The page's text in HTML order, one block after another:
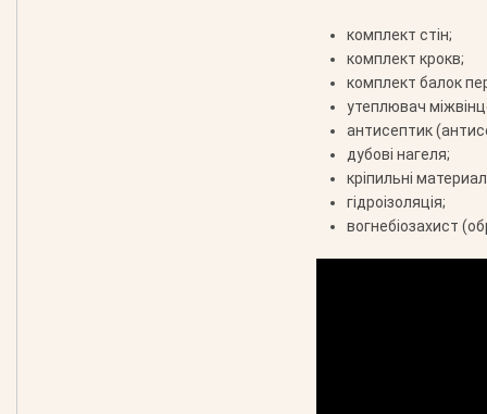
комплект стін;
комплект крокв;
комплект балок
утеплювач
антисептик
дубові нагеля;
кріпильні
гідроізоляція;
вогнебіозахист